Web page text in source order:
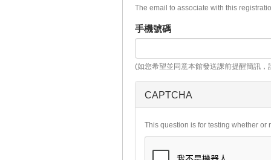
The email to associate with this
手機號碼
(如您希望並同意本館發送課前提醒簡訊，
CAPTCHA
This question is for testing whether or